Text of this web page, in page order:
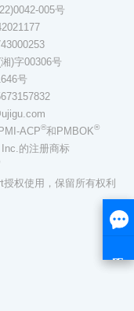
005号
)字00306号
号
ACP®和PMBOK®
的注册商标
权使用，保留所有权利